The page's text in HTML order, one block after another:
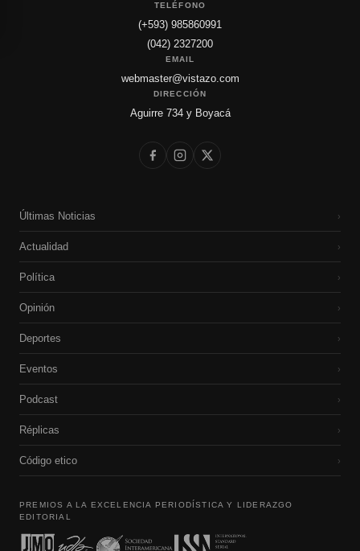
TELÉFONO
(+593) 985860991
(042) 2327200
EMAIL
webmaster@vistazo.com
DIRECCIÓN
Aguirre 734 y Boyacá
Últimas Noticias ›
Actualidad ›
Política ›
Opinión ›
Deportes ›
Eventos ›
Podcast ›
Réplicas ›
Código etico ›
PREMIOS A LA EXCELENCIA PERIODÍSTICA Y LIDERAZGO
EDITORIAL